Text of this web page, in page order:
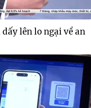
lên lo ngại về an